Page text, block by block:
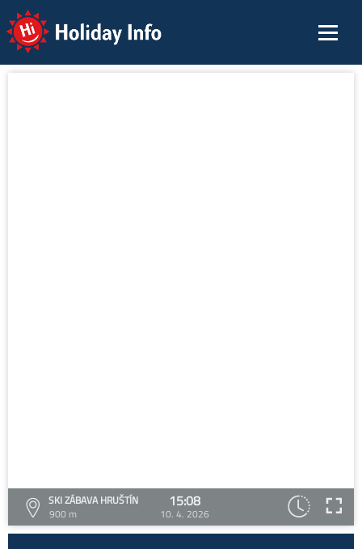
Holiday Info
SKI ZÁBAVA HRUŠTÍN
900 m
15:08
10. 4. 2026